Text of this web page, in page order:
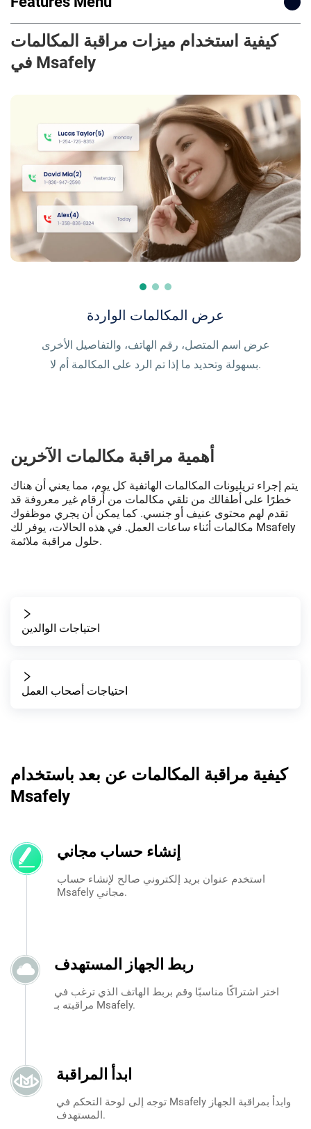
كيفية استخدام ميزات مراقبة المكالمات
في Msafely
عرض المكالمات الواردة
عرض اسم المتصل، رقم الهاتف، والتفاصيل الأخرى
بسهولة وتحديد ما إذا تم الرد على المكالمة أم لا.
معرفة لمن يتصلون
اكتشف بسرعة مع من يتحدثون عبر الهاتف واكتشف أحدث
أنشطتهم الاجتماعية بسهولة.
أهمية مراقبة مكالمات الآخرين
يتم إجراء تريليونات المكالمات الهاتفية كل يوم، مما يعني أن هناك
خطرًا على أطفالك من تلقي مكالمات من أرقام غير معروفة قد
تقدم لهم محتوى عنيف أو جنسي. كما يمكن أن يجري موظفوك
مكالمات أثناء ساعات العمل. في هذه الحالات، يوفر لك Msafely
حلول مراقبة ملائمة.
احتياجات الوالدين
احتياجات أصحاب العمل
كيفية مراقبة المكالمات عن بعد باستخدام
Msafely
إنشاء حساب مجاني
استخدم عنوان بريد إلكتروني صالح لإنشاء حساب
Msafely مجاني.
ربط الجهاز المستهدف
اختر اشتراكًا مناسبًا وقم بربط الهاتف الذي ترغب في
مراقبته بـ Msafely.
ابدأ المراقبة
توجه إلى لوحة التحكم في Msafely وابدأ بمراقبة الجهاز
المستهدف.